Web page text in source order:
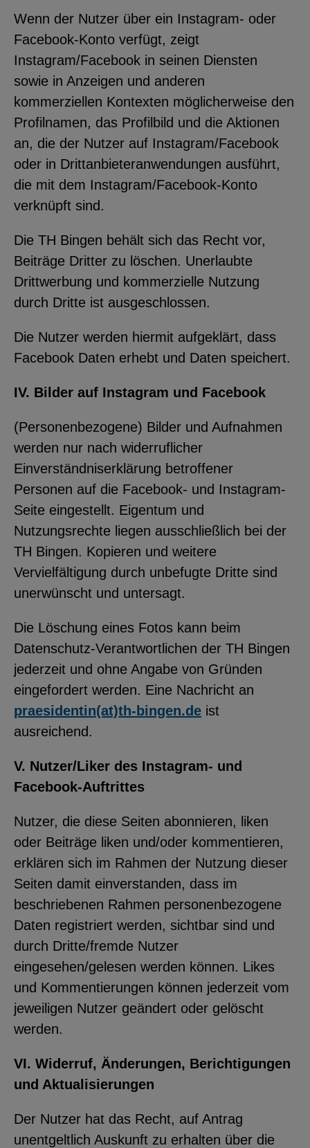
Wenn der Nutzer über ein Instagram- oder
Facebook-Konto verfügt, zeigt
Instagram/Facebook in seinen Diensten
sowie in Anzeigen und anderen
kommerziellen Kontexten möglicherweise den
Profilnamen, das Profilbild und die Aktionen
an, die der Nutzer auf Instagram/Facebook
oder in Drittanbieteranwendungen ausführt,
die mit dem Instagram/Facebook-Konto
verknüpft sind.
Die TH Bingen behält sich das Recht vor,
Beiträge Dritter zu löschen. Unerlaubte
Drittwerbung und kommerzielle Nutzung
durch Dritte ist ausgeschlossen.
Die Nutzer werden hiermit aufgeklärt, dass
Facebook Daten erhebt und Daten speichert.
IV. Bilder auf Instagram und Facebook
(Personenbezogene) Bilder und Aufnahmen
werden nur nach widerruflicher
Einverständniserklärung betroffener
Personen auf die Facebook- und Instagram-
Seite eingestellt. Eigentum und
Nutzungsrechte liegen ausschließlich bei der
TH Bingen. Kopieren und weitere
Vervielfältigung durch unbefugte Dritte sind
unerwünscht und untersagt.
Die Löschung eines Fotos kann beim
Datenschutz-Verantwortlichen der TH Bingen
jederzeit und ohne Angabe von Gründen
eingefordert werden. Eine Nachricht an
praesidentin(at)th-bingen.de ist
ausreichend.
V. Nutzer/Liker des Instagram- und
Facebook-Auftrittes
Nutzer, die diese Seiten abonnieren, liken
oder Beiträge liken und/oder kommentieren,
erklären sich im Rahmen der Nutzung dieser
Seiten damit einverstanden, dass im
beschriebenen Rahmen personenbezogene
Daten registriert werden, sichtbar sind und
durch Dritte/fremde Nutzer
eingesehen/gelesen werden können. Likes
und Kommentierungen können jederzeit vom
jeweiligen Nutzer geändert oder gelöscht
werden.
VI. Widerruf, Änderungen, Berichtigungen
und Aktualisierungen
Der Nutzer hat das Recht, auf Antrag
unentgeltlich Auskunft zu erhalten über die